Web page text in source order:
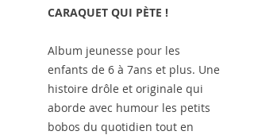
CARAQUET QUI PÈTE !
Album jeunesse pour les
enfants de 6 à 7ans et plus. Une
histoire drôle et originale qui
aborde avec humour les petits
bobos du quotidien tout en